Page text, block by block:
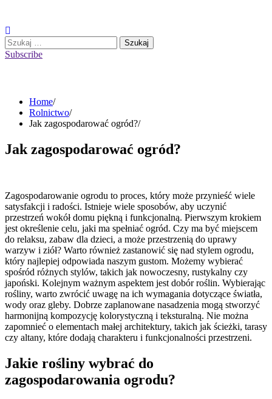
content
Szukaj:
Subscribe
Home
Rolnictwo
Jak zagospodarować ogród?
Jak zagospodarować ogród?
Zagospodarowanie ogrodu to proces, który może przynieść wiele
satysfakcji i radości. Istnieje wiele sposobów, aby uczynić
przestrzeń wokół domu piękną i funkcjonalną. Pierwszym krokiem
jest określenie celu, jaki ma spełniać ogród. Czy ma być miejscem
do relaksu, zabaw dla dzieci, a może przestrzenią do uprawy
warzyw i ziół? Warto również zastanowić się nad stylem ogrodu,
który najlepiej odpowiada naszym gustom. Możemy wybierać
spośród różnych stylów, takich jak nowoczesny, rustykalny czy
japoński. Kolejnym ważnym aspektem jest dobór roślin. Wybierając
rośliny, warto zwrócić uwagę na ich wymagania dotyczące światła,
wody oraz gleby. Dobrze zaplanowane nasadzenia mogą stworzyć
harmonijną kompozycję kolorystyczną i teksturalną. Nie można
zapomnieć o elementach małej architektury, takich jak ścieżki, tarasy
czy altany, które dodają charakteru i funkcjonalności przestrzeni.
Jakie rośliny wybrać do
zagospodarowania ogrodu?